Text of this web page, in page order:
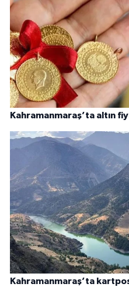
Kahramanmaraş’ta altın
Kahramanmaraş’ta